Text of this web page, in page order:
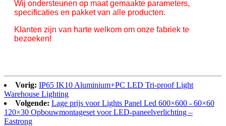
Wij ondersteunen op maat gemaakte parameters,
specificaties en pakket van alle producten.
Klanten zijn van harte welkom om onze fabriek te
bezoeken!
Vorig: IP65 IK10 Aluminium+PC LED Tri-proof Light
Warehouse Lighting
Volgende: Lage prijs voor Lights Panel Led 600×600 - 60×60
120×30 Opbouwmontageset voor LED-paneelverlichting –
Eastrong